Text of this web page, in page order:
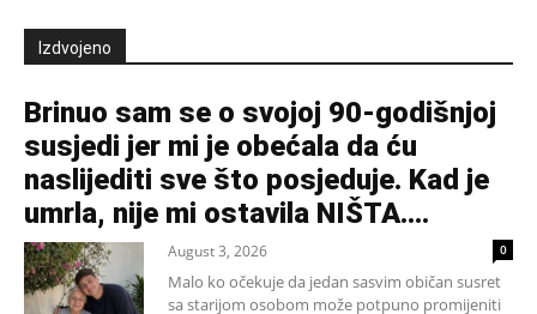
Izdvojeno
Brinuo sam se o svojoj 90-godišnjoj
susjedi jer mi je obećala da ću
naslijediti sve što posjeduje. Kad je
umrla, nije mi ostavila NIŠTA....
August 3, 2026 0
Malo ko očekuje da jedan sasvim običan susret
sa starijom osobom može potpuno promijeniti